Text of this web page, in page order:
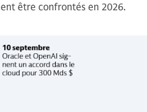
être confrontés en 2026.